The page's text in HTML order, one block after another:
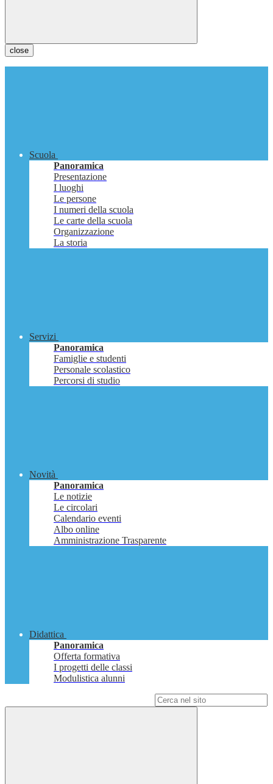
close
Scuola
Panoramica
Presentazione
I luoghi
Le persone
I numeri della scuola
Le carte della scuola
Organizzazione
La storia
Servizi
Panoramica
Famiglie e studenti
Personale scolastico
Percorsi di studio
Novità
Panoramica
Le notizie
Le circolari
Calendario eventi
Albo online
Amministrazione Trasparente
Didattica
Panoramica
Offerta formativa
I progetti delle classi
Modulistica alunni